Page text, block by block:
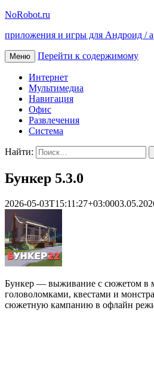
NoRobot.ru
приложения и игры для Андроид /
Меню Перейти к содержимому
Интернет
Мультимедиа
Навигация
Офис
Развлечения
Система
Найти:
Бункер 5.3.0
2026-05-03T15:11:27+03:00
Бункер — выживание с сюжетом в
головоломками, квестами и
сюжетную кампанию в офлайн